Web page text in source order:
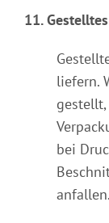
11.
liefern.
bei
anfallen.